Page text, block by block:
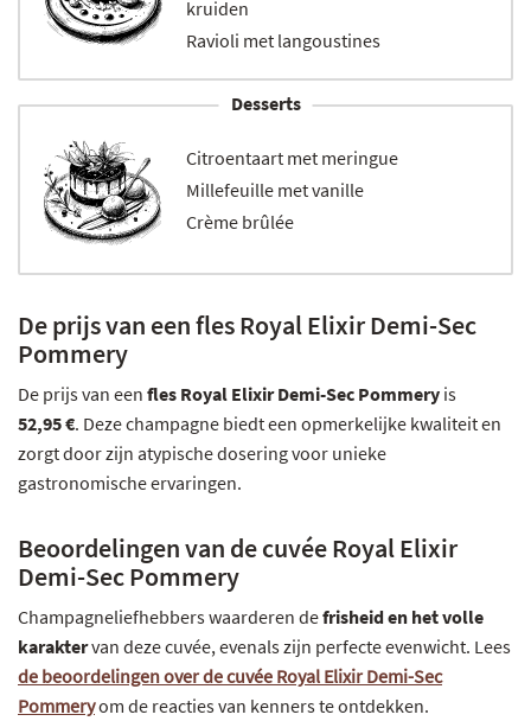
kruiden
Ravioli met langoustines
Desserts
Citroentaart met meringue
Millefeuille met vanille
Crème brûlée
De prijs van een fles Royal Elixir Demi-Sec
Pommery
De prijs van een fles Royal Elixir Demi-Sec Pommery is
52,95 €. Deze champagne biedt een opmerkelijke kwaliteit en
zorgt door zijn atypische dosering voor unieke
gastronomische ervaringen.
Beoordelingen van de cuvée Royal Elixir
Demi-Sec Pommery
Champagneliefhebbers waarderen defrisheid en het volle
karaktervan deze cuvée, evenals zijn perfecte evenwicht. Lees
de beoordelingen over de cuvée Royal Elixir Demi-Sec
Pommeryom de reacties van kenners te ontdekken.